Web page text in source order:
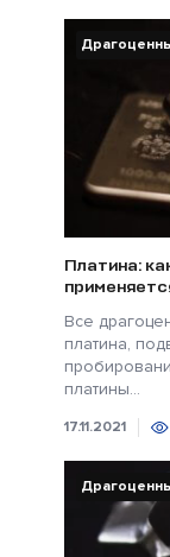
Платина:
Все
платина,
платины...
17.11.2021